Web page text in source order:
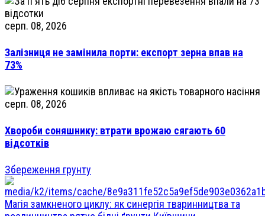
серп. 08, 2026
Залізниця не замінила порти: експорт зерна впав на
73%
серп. 08, 2026
Хвороби соняшнику: втрати врожаю сягають 60
відсотків
Збереження грунту
Магія замкненого циклу: як синергія тваринництва та